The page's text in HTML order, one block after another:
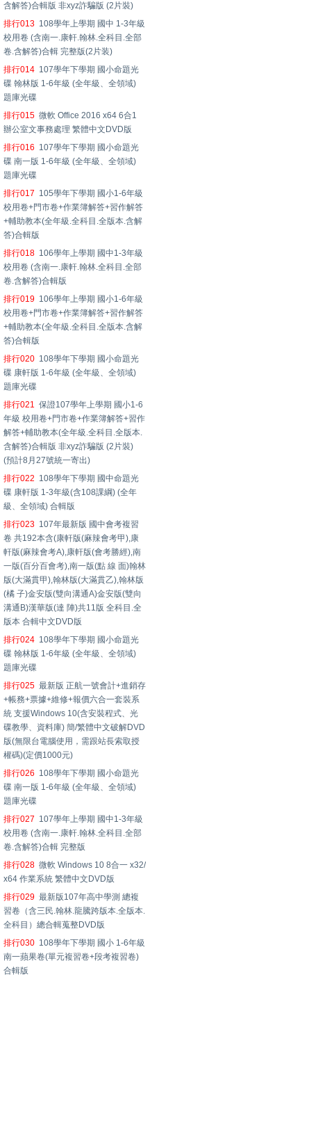
含解答)合輯版 非xyz詐騙版 (2片裝)
排行013 108學年上學期 國中 1-3年級
校用卷 (含南一.康軒.翰林.全科目.全部
卷.含解答)合輯 完整版(2片装)
排行014 107學年下學期 國小命題光
碟 翰林版 1-6年級 (全年級、全領域)
題庫光碟
排行015 微軟 Office 2016 x64 6合1
辦公室文事務處理 繁體中文DVD版
排行016 107學年下學期 國小命題光
碟 南一版 1-6年級 (全年級、全領域)
題庫光碟
排行017 105學年下學期 國小1-6年級
校用卷+門市卷+作業簿解答+習作解答
+輔助教本(全年級.全科目.全版本.含解
答)合輯版
排行018 106學年上學期 國中1-3年級
校用卷 (含南一.康軒.翰林.全科目.全部
卷.含解答)合輯版
排行019 106學年上學期 國小1-6年級
校用卷+門市卷+作業簿解答+習作解答
+輔助教本(全年級.全科目.全版本.含解
答)合輯版
排行020 108學年下學期 國小命題光
碟 康軒版 1-6年級 (全年級、全領域)
題庫光碟
排行021 保證107學年上學期 國小1-6
年級 校用卷+門市卷+作業簿解答+習作
解答+輔助教本(全年級.全科目.全版本.
含解答)合輯版 非xyz詐騙版 (2片裝)
(預計8月27號統一寄出)
排行022 108學年下學期 國中命題光
碟 康軒版 1-3年級(含108課綱) (全年
級、全領域) 合輯版
排行023 107年最新版 國中會考複習
卷 共192本含(康軒版(麻辣會考甲),康
軒版(麻辣會考A),康軒版(會考勝經),南
一版(百分百會考),南一版(點 線 面)翰林
版(大滿貫甲),翰林版(大滿貫乙),翰林版
(橘 子)金安版(雙向溝通A)金安版(雙向
溝通B)漢華版(達 陣)共11版 全科目.全
版本 合輯中文DVD版
排行024 108學年下學期 國小命題光
碟 翰林版 1-6年級 (全年級、全領域)
題庫光碟
排行025 最新版 正航一號會計+進銷存
+帳務+票據+維修+報價六合一套裝系
統 支援Windows 10(含安裝程式、光
碟教學、資料庫) 簡/繁體中文破解DVD
版(無限台電腦使用，需跟站長索取授
權碼)(定價1000元)
排行026 108學年下學期 國小命題光
碟 南一版 1-6年級 (全年級、全領域)
題庫光碟
排行027 107學年上學期 國中1-3年級
校用卷 (含南一.康軒.翰林.全科目.全部
卷.含解答)合輯 完整版
排行028 微軟 Windows 10 8合一 x32/
x64 作業系統 繁體中文DVD版
排行029 最新版107年高中學測 總複
習卷（含三民.翰林.龍騰跨版本.全版本.
全科目）總合輯蒐整DVD版
排行030 108學年下學期 國小 1-6年級
南一蘋果卷(單元複習卷+段考複習卷)
合輯版